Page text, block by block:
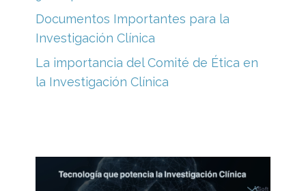
Documentos Importantes para la
Investigación Clínica
La importancia del Comité de Ética en
la Investigación Clínica